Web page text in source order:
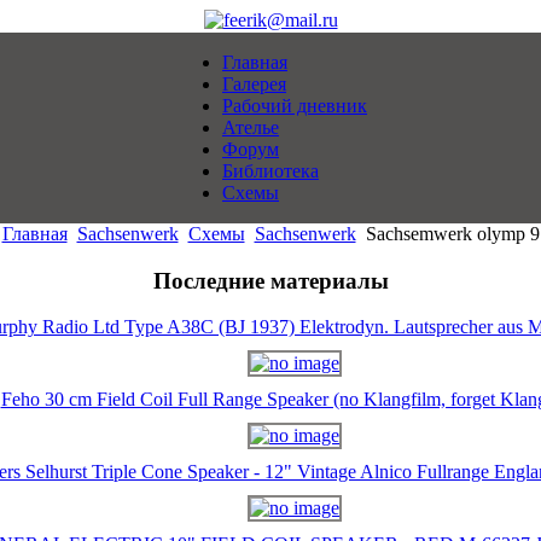
Главная
Галерея
Рабочий дневник
Ателье
Форум
Библиотека
Схемы
Главная Sachsenwerk Схемы Sachsenwerk Sachsemwerk olymp 9
Последние материалы
Radio Ltd Type A38C (BJ 1937) Elektrodyn. Lautsprecher aus
Feho 30 cm Field Coil Full Range Speaker (no Klangfilm, forget
Selhurst Triple Cone Speaker - 12" Vintage Alnico Fullrange